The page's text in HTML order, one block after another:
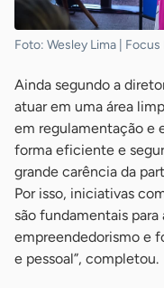
Foto: Wesley Lima |
Ainda segundo a
atuar em uma área
em regulamentação e
forma eficiente e
grande carência da
Por isso, iniciativas
são fundamentais
empreendedorismo e
e pessoal”, completou.